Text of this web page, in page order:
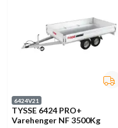
6424V21
TYSSE 6424 PRO+
Varehenger NF 3500Kg